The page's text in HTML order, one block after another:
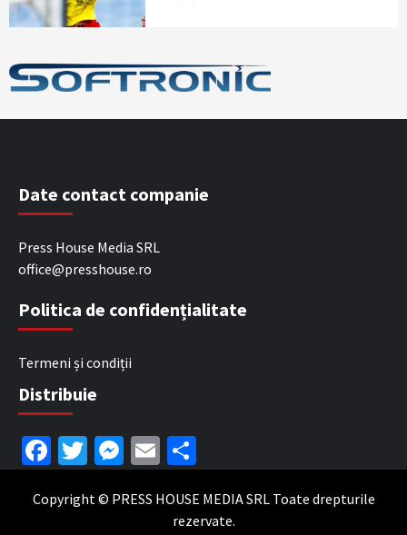
Date contact companie
Press House Media SRL
office@presshouse.ro
Politica de confidențialitate
Termeni și condiții
Distribuie
Facebook
Twitter
Messenger
Email
Copyright © PRESS HOUSE MEDIA SRL Toate drepturile
rezervate.